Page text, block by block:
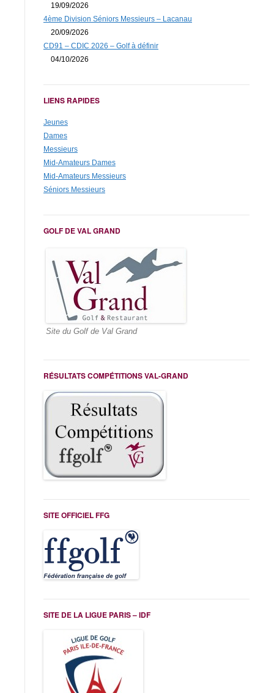
19/09/2026
4ème Division Séniors Messieurs – Lacanau
20/09/2026
CD91 – CDIC 2026 – Golf à définir
04/10/2026
LIENS RAPIDES
Jeunes
Dames
Messieurs
Mid-Amateurs Dames
Mid-Amateurs Messieurs
Séniors Messieurs
GOLF DE VAL GRAND
Site du Golf de Val Grand
RÉSULTATS COMPÉTITIONS VAL-GRAND
SITE OFFICIEL FFG
SITE DE LA LIGUE PARIS – IDF